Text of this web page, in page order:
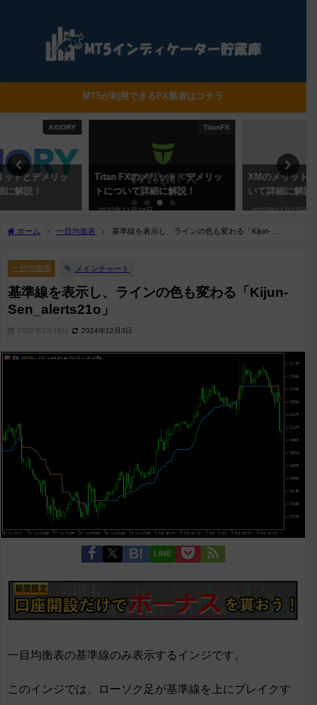
MT5が利用できるFX業者はコチラ
Titan FXのメリット・デメリッ
トについて詳細に解説！
2022年11月24日
XMのメリット・デメリットにつ
いて詳細に解説！
2022年11月17日
ホーム 一目均衡表
基準線を表示し、ラインの色も変わる「Kijun-
一目均衡表 メインチャート
基準線を表示し、ラインの色も変わる「Kijun-
Sen_alerts21o」
2022年2月15日 2024年12月3日
LINE
一目均衡表の基準線のみ表示するインジです。
このインジでは、ローソク足が基準線を上にブレイクす